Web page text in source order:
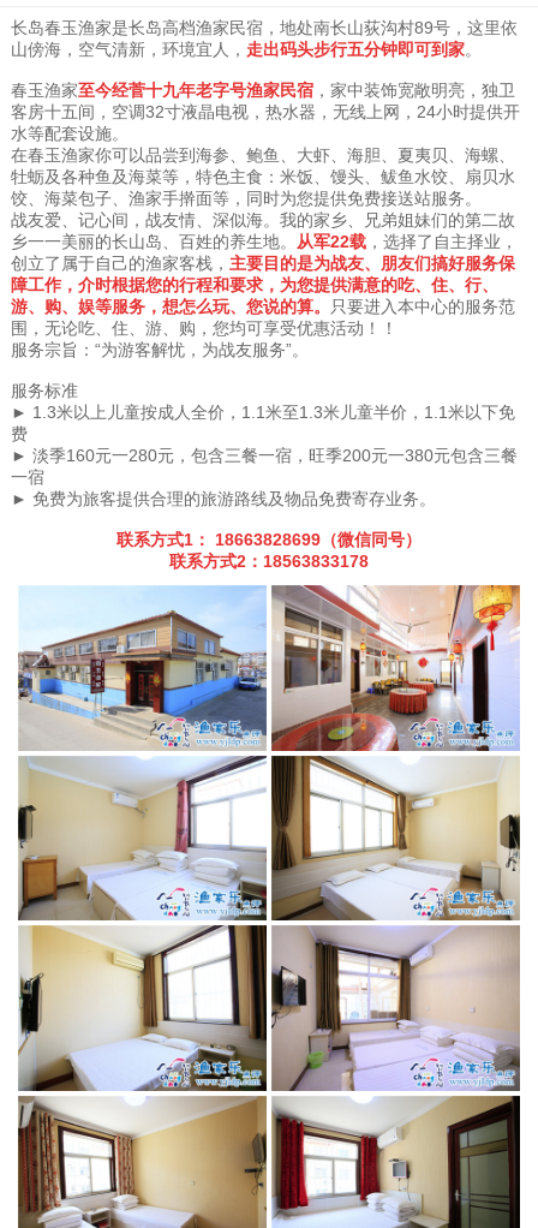
长岛春玉渔家是长岛高档渔家民宿，地处南长山荻沟村89号，这里依
山傍海，空气清新，环境宜人， 走出码头步行五分钟即可到家。
春玉渔家至今经菅十九年老字号渔家民宿 ，家中装饰宽敞明亮，独卫
客房十五间，空调32寸液晶电视，热水器，无线上网，24小时提供开
水等配套设施。
在春玉渔家你可以品尝到海参、鲍鱼、大虾、海胆、夏夷贝、海螺、
牡蛎及各种鱼及海菜等，特色主食：米饭、馒头、鲅鱼水饺、扇贝水
饺、海菜包子、渔家手擀面等，同时为您提供免费接送站服务。
战友爱、记心间，战友情、深似海。我的家乡、兄弟姐妹们的第二故
乡一一美丽的长山岛、百姓的养生地。 从军22载 ，选择了自主择业，
创立了属于自己的渔家客栈， 主要目的是为战友、朋友们搞好服务保
障工作，介时根据您的行程和要求，为您提供满意的吃、住、行、
游、购、娱等服务，想怎么玩、您说的算。
只要进入本中心的服务范
围，无论吃、住、游、购，您均可享受优惠活动！！
服务宗旨：“为游客解忧，为战友服务”。
服务标准
► 1.3米以上儿童按成人全价，1.1米至1.3米儿童半价，1.1米以下免
费
► 淡季160元一280元，包含三餐一宿，旺季200元一380元包含三餐
一宿
► 免费为旅客提供合理的旅游路线及物品免费寄存业务。
联系方式1： 18663828699（微信同号）
联系方式2：18563833178